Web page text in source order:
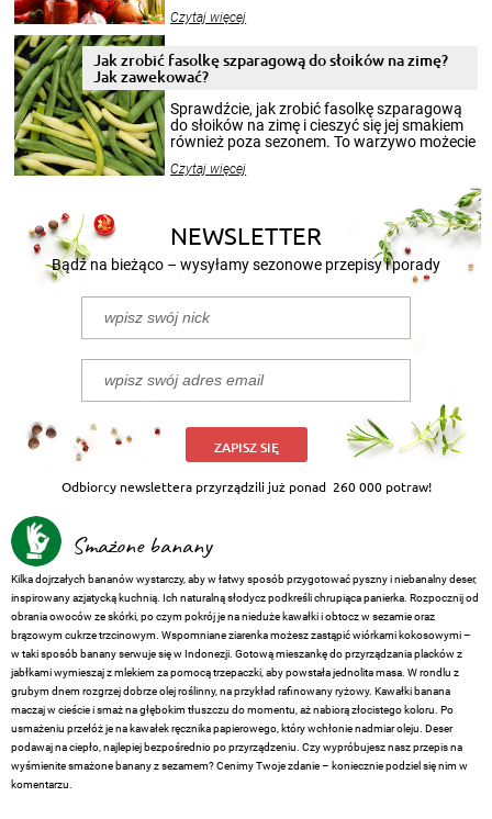
krajobrazów, by cieszyć nimi oko w sezonie
pełni poczuć atmosferę cieplejszych
miesięcy. Przygotowanie słoików ze
smakowitą zawartością musi obejmować
patenty, które pozwolą zachować świeżość
przetworów.
Czytaj więcej
Jak zrobić fasolkę szparagową do słoików na zimę?
Jak zawekować?
Sprawdźcie, jak zrobić fasolkę szparagową
do słoików na zimę i cieszyć się jej smakiem
również poza sezonem. To warzywo możecie
nasze propozycje!
Czytaj więcej
NEWSLETTER
Bądź na bieżąco – wysyłamy sezonowe przepisy i porady
ZAPISZ SIĘ
Odbiorcy newslettera przyrządzili już ponad 260 000 potraw!
Smażone banany
Kilka dojrzałych bananów wystarczy, aby w łatwy sposób przygotować pyszny i niebanalny deser,
inspirowany azjatycką kuchnią. Ich naturalną słodycz podkreśli chrupiąca panierka. Rozpocznij od
obrania owoców ze skórki, po czym pokrój je na nieduże kawałki i obtocz w sezamie oraz
brązowym cukrze trzcinowym. Wspomniane ziarenka możesz zastąpić wiórkami kokosowymi –
w taki sposób banany serwuje się w Indonezji. Gotową mieszankę do przyrządzania placków z
jabłkami wymieszaj z mlekiem za pomocą trzepaczki, aby powstała jednolita masa. W rondlu z
grubym dnem rozgrzej dobrze olej roślinny, na przykład rafinowany ryżowy. Kawałki banana
maczaj w cieście i smaż na głębokim tłuszczu do momentu, aż nabiorą złocistego koloru. Po
usmażeniu przełóż je na kawałek ręcznika papierowego, który wchłonie nadmiar oleju. Deser
podawaj na ciepło, najlepiej bezpośrednio po przyrządzeniu. Czy wypróbujesz nasz przepis na
wyśmienite smażone banany z sezamem? Cenimy Twoje zdanie – koniecznie podziel się nim w
komentarzu.